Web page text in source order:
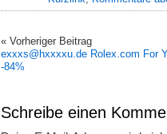
« Vorheriger Beitrag
exxxs@hxxxxu.de Rolex.com For
-84%
Schreibe einen